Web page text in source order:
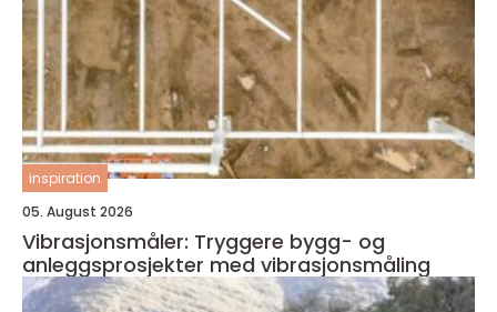
inspiration
05. August 2026
Vibrasjonsmåler: Tryggere bygg- og
anleggsprosjekter med vibrasjonsmåling